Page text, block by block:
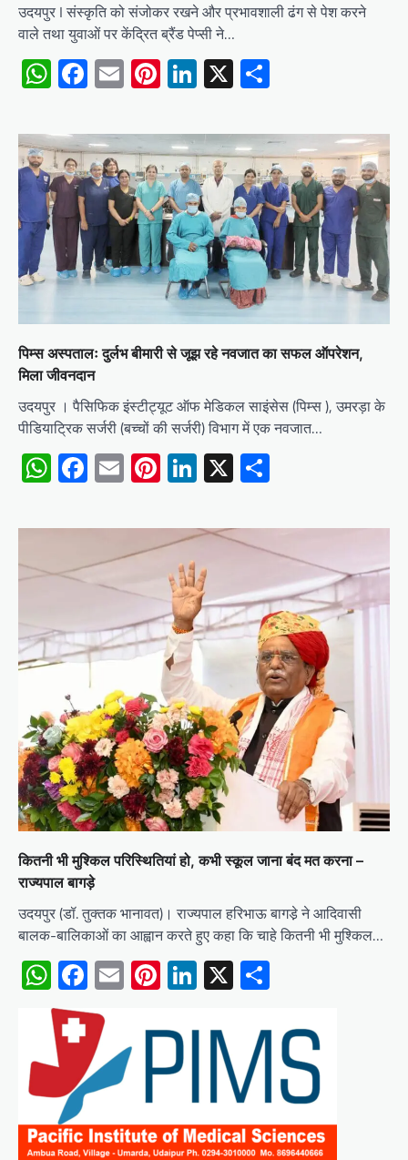
उदयपुर I संस्‍कृति को संजोकर रखने और प्रभावशाली ढंग से पेश करने
वाले तथा युवाओं पर केंद्रित ब्रैंड पेप्‍सी ने…
WhatsApp
Facebook
EmailPinterest
LinkedIn
X
पिम्स अस्पतालः दुर्लभ बीमारी से जूझ रहे नवजात का सफल ऑपरेशन,
मिला जीवनदान
उदयपुर । पैसिफिक इंस्टीट्यूट ऑफ मेडिकल साइंसेस (पिम्स ), उमरड़ा के
पीडियाट्रिक सर्जरी (बच्चों की सर्जरी) विभाग में एक नवजात…
WhatsApp
Facebook
EmailPinterest
LinkedIn
X
कितनी भी मुश्किल परिस्थितियां हो, कभी स्कूल जाना बंद मत करना –
राज्यपाल बागड़े
उदयपुर (डॉ. तुक्तक भानावत)। राज्यपाल हरिभाऊ बागडे़ ने आदिवासी
बालक-बालिकाओं का आह्वान करते हुए कहा कि चाहे कितनी भी मुश्किल…
WhatsApp
Facebook
EmailPinterest
LinkedIn
X